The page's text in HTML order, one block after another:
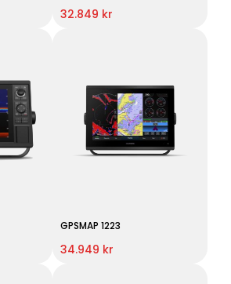
32.849 kr
GPSMAP 1223
34.949 kr